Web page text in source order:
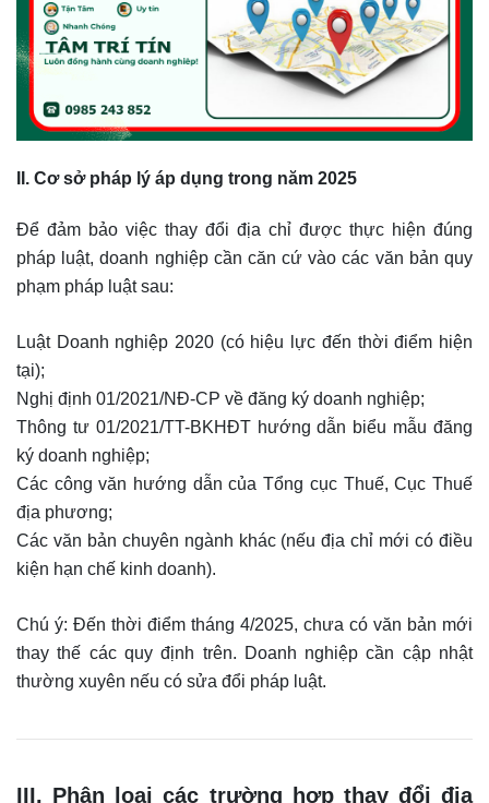
II. Cơ sở pháp lý áp dụng trong năm 2025
Để đảm bảo việc thay đổi địa chỉ được thực hiện đúng
pháp luật, doanh nghiệp cần căn cứ vào các văn bản quy
phạm pháp luật sau:
Luật Doanh nghiệp 2020 (có hiệu lực đến thời điểm hiện
tại);
Nghị định 01/2021/NĐ-CP về đăng ký doanh nghiệp;
Thông tư 01/2021/TT-BKHĐT hướng dẫn biểu mẫu đăng
ký doanh nghiệp;
Các công văn hướng dẫn của Tổng cục Thuế, Cục Thuế
địa phương;
Các văn bản chuyên ngành khác (nếu địa chỉ mới có điều
kiện hạn chế kinh doanh).
Chú ý: Đến thời điểm tháng 4/2025, chưa có văn bản mới
thay thế các quy định trên. Doanh nghiệp cần cập nhật
thường xuyên nếu có sửa đổi pháp luật.
III. Phân loại các trường hợp thay đổi địa